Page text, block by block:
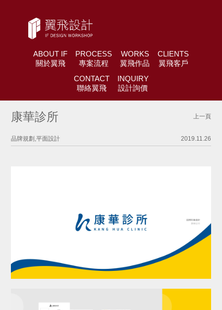
ABOUT IF
關於翼飛
PROCESS
專案流程
WORKS
翼飛作品
CLIENTS
翼飛客戶
CONTACT
聯絡翼飛
INQUIRY
設計詢價
康華診所 上一頁
品牌規劃,平面設計 2019.11.26